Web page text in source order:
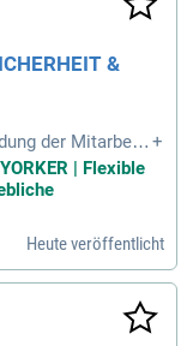
&
der Mitarbeite
und Üb
bei
+
| Flexible
Heute veröffentlicht